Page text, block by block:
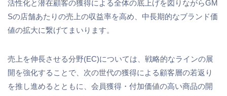
活性化と潜在顧客の獲得による全体の底上げを図りながらGM
Sの店舗あたりの売上の収益率を高め、中長期的なブランド価
値の拡大に繋げてまいります。
売上を伸長させる分野(EC)については、戦略的なラインの展
開を強化することで、次の世代の獲得による顧客層の若返り
を推し進めるとともに、会員獲得・付加価値の高い商品の開